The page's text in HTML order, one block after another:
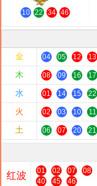
10 22 34 46
金
04 05 12 13
木 08 09 16 17
水 01 14 15 22
火 02 03 10 11
土 06 07 20 21
红波 01 02 07 08
40
45 46